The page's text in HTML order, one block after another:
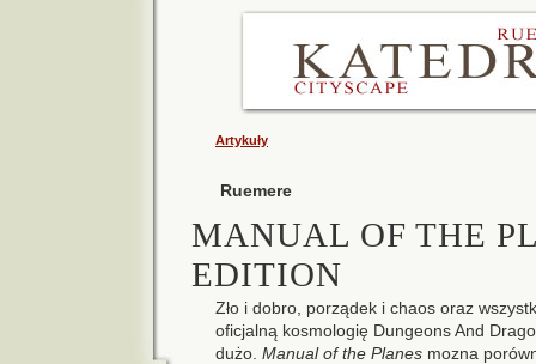
Artykuły
Ruemere
MANUAL OF THE
EDITION
Zło i dobro, porządek i chaos oraz
oficjalną kosmologię Dungeons And
dużo. Manual of the Planes mozna